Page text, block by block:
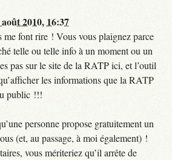
2010, 16:37
me font rire ! Vous vous plaignez parce
telle ou telle info à un moment ou un
pas sur le site de la RATP ici, et l’outil
les informations que la RATP
public !!!
personne propose gratuitement un
(et, au passage, à moi également) !
vous mériteriez qu’il arrête de